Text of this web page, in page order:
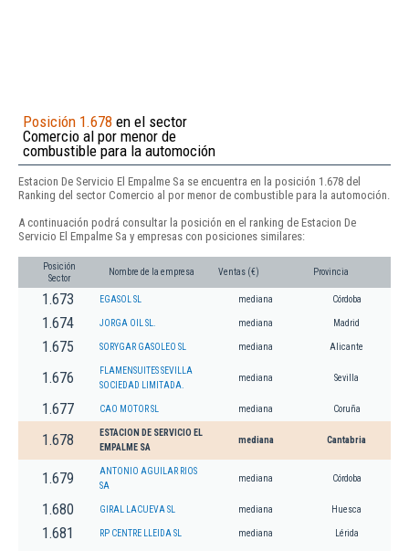
Posición 1.678 en el sector
Comercio al por menor de
combustible para la automoción
Estacion De Servicio El Empalme Sa se encuentra en la posición 1.678 del
Ranking del sector Comercio al por menor de combustible para la automoción.
A continuación podrá consultar la posición en el ranking de Estacion De
Servicio El Empalme Sa y empresas con posiciones similares:
Posición
Sector
Nombre de la empresa Ventas (€) Provincia
1.673 EGASOL SL mediana Córdoba
1.674 JORGA OIL SL. mediana Madrid
1.675 SORYGAR GASOLEO SL mediana Alicante
1.676
FLAMENSUITES SEVILLA
SOCIEDAD LIMITADA.
mediana Sevilla
1.677 CAO MOTOR SL mediana Coruña
1.678
ESTACION DE SERVICIO EL
EMPALME SA
mediana Cantabria
1.679
ANTONIO AGUILAR RIOS
SA
mediana Córdoba
1.680 GIRAL LACUEVA SL mediana Huesca
1.681 RP CENTRE LLEIDA SL mediana Lérida